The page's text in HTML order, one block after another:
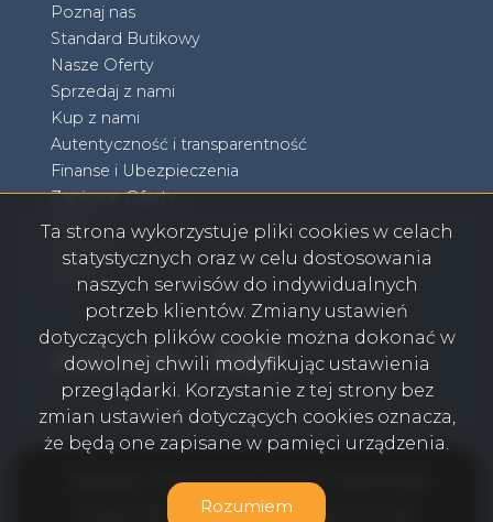
Poznaj nas
Standard Butikowy
Nasze Oferty
Sprzedaj z nami
Kup z nami
Autentyczność i transparentność
Finanse i Ubezpieczenia
Zapisane Oferty
Blog
Kontakt
RODO
social media Facebook
Facebook
Facebook
Facebook
Olkusz Biuro Nieruchomości AGENT POWER © 2026
Program dla biur nieruchomości
Ta strona wykorzystuje pliki cookies w celach
statystycznych oraz w celu dostosowania
naszych serwisów do indywidualnych
potrzeb klientów. Zmiany ustawień
dotyczących plików cookie można dokonać w
dowolnej chwili modyfikując ustawienia
przeglądarki. Korzystanie z tej strony bez
zmian ustawień dotyczących cookies oznacza,
że będą one zapisane w pamięci urządzenia.
Rozumiem